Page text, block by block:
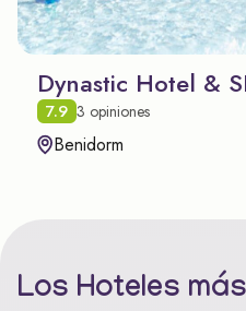
Dynastic Hotel &
7.9 3 opiniones
Benidorm
Los Hoteles